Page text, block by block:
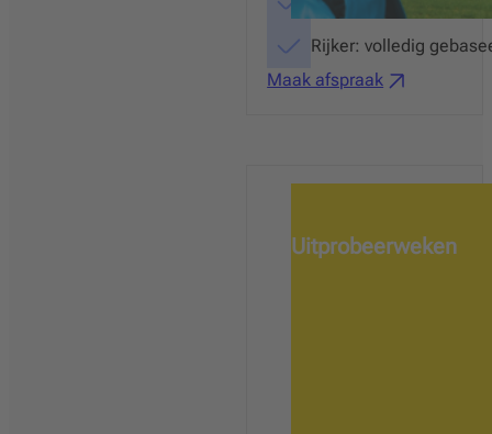
Rijker: volledig
Maak afspraak
Uitprobeerweken